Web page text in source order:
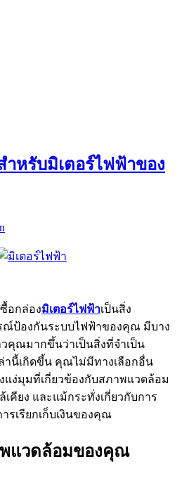
แวดล้อมของคุณ
ญที่สุดตัวหนึ่งที่จะบอกคุณว่าฝา
ะคุ้มกับเงินของคุณหรือไม่คือถ้าสภาพ
กาศอาจมีรสเค็มเล็กน้อย ซึ่งอาจ
องคุณ อย่างไรก็ตาม ขึ้นอยู่กับวัสดุที่
ป็นจริงเช่นกันหากมิเตอร์ต้องสัมผัส
ทิตย์ ซึ่งอาจทำให้มิเตอร์ทำงานได้
การให้คุณทำเช่นนั้น
ที่คุณอาจบังคับให้คุณซื้อกล่องมิเตอร์
หากอุบัติการณ์ของการปลอมแปลง
ข้างสูง แสดงว่าคุณไม่ต้องการที่จะ
กมิเตอร์ไฟฟ้าของคุณถูกดัดแปลง จะ
เก็บเงินและประสิทธิภาพของกระแส